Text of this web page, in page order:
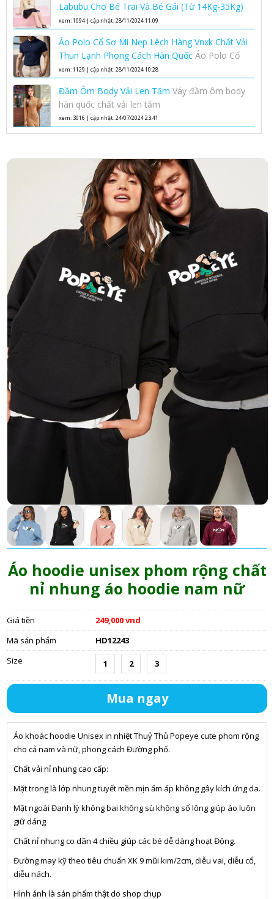
Labubu Cho Bé Trai Và Bé Gái (Từ 14Kg-35Kg)
Kiểu Bo Gấu Bo Tay Phong Cách Hàn Quốc
xem: 1094 | cập nhật: 28/11/2024 11:09
Áo Polo Cổ Sơ Mi Nẹp Lêch Hàng Vnxk Chất Vải
Thun Lạnh Phong Cách Hàn Quốc Áo Polo Cổ
Sơ Mi Nẹp Lêch Hàng Vnxk Chất Vải Thun Lạnh
xem: 1129 | cập nhật: 28/11/2024 10:28
Đầm Ôm Body Vải Len Tăm Váy đầm ôm body
hàn quốc chất vải len tăm
xem: 3016 | cập nhật: 24/07/2024 23:41
Áo hoodie unisex phom rộng chất
nỉ nhung áo hoodie nam nữ
Giá tiền
249,000 vnd
Mã sản phẩm
HD12243
Size
1 2 3
Mua ngay
Áo khoác hoodie Unisex in nhiệt Thuỷ Thủ Popeye cute phom rộng
cho cả nam và nữ, phong cách Đường phố.
Chất vải nỉ nhung cao cấp:
Mặt trong là lớp nhung tuyết mền mịn ấm áp không gây kích ứng da.
Mặt ngoài Đanh lỳ không bai không sù không sổ lông giúp áo luôn
giữ dáng
Chất nỉ nhung co dãn 4 chiều giúp các bé dễ dàng hoạt Động.
Đường may kỹ theo tiêu chuẩn XK 9 mũi kim/2cm, diễu vai, diễu cổ,
diễu nách.
Hình ảnh là sản phẩm thật do shop chụp